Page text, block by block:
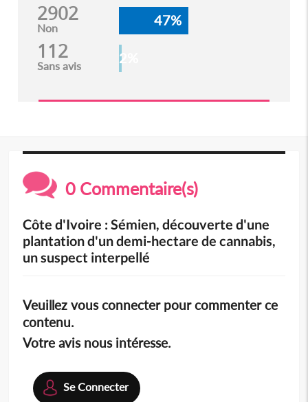
2902
Non 47%
112
Sans avis 2%
0 Commentaire(s)
Côte d'Ivoire : Sémien, découverte d'une
plantation d'un demi-hectare de cannabis,
un suspect interpellé
Veuillez vous connecter pour commenter ce
contenu.
Votre avis nous intéresse.
Se Connecter